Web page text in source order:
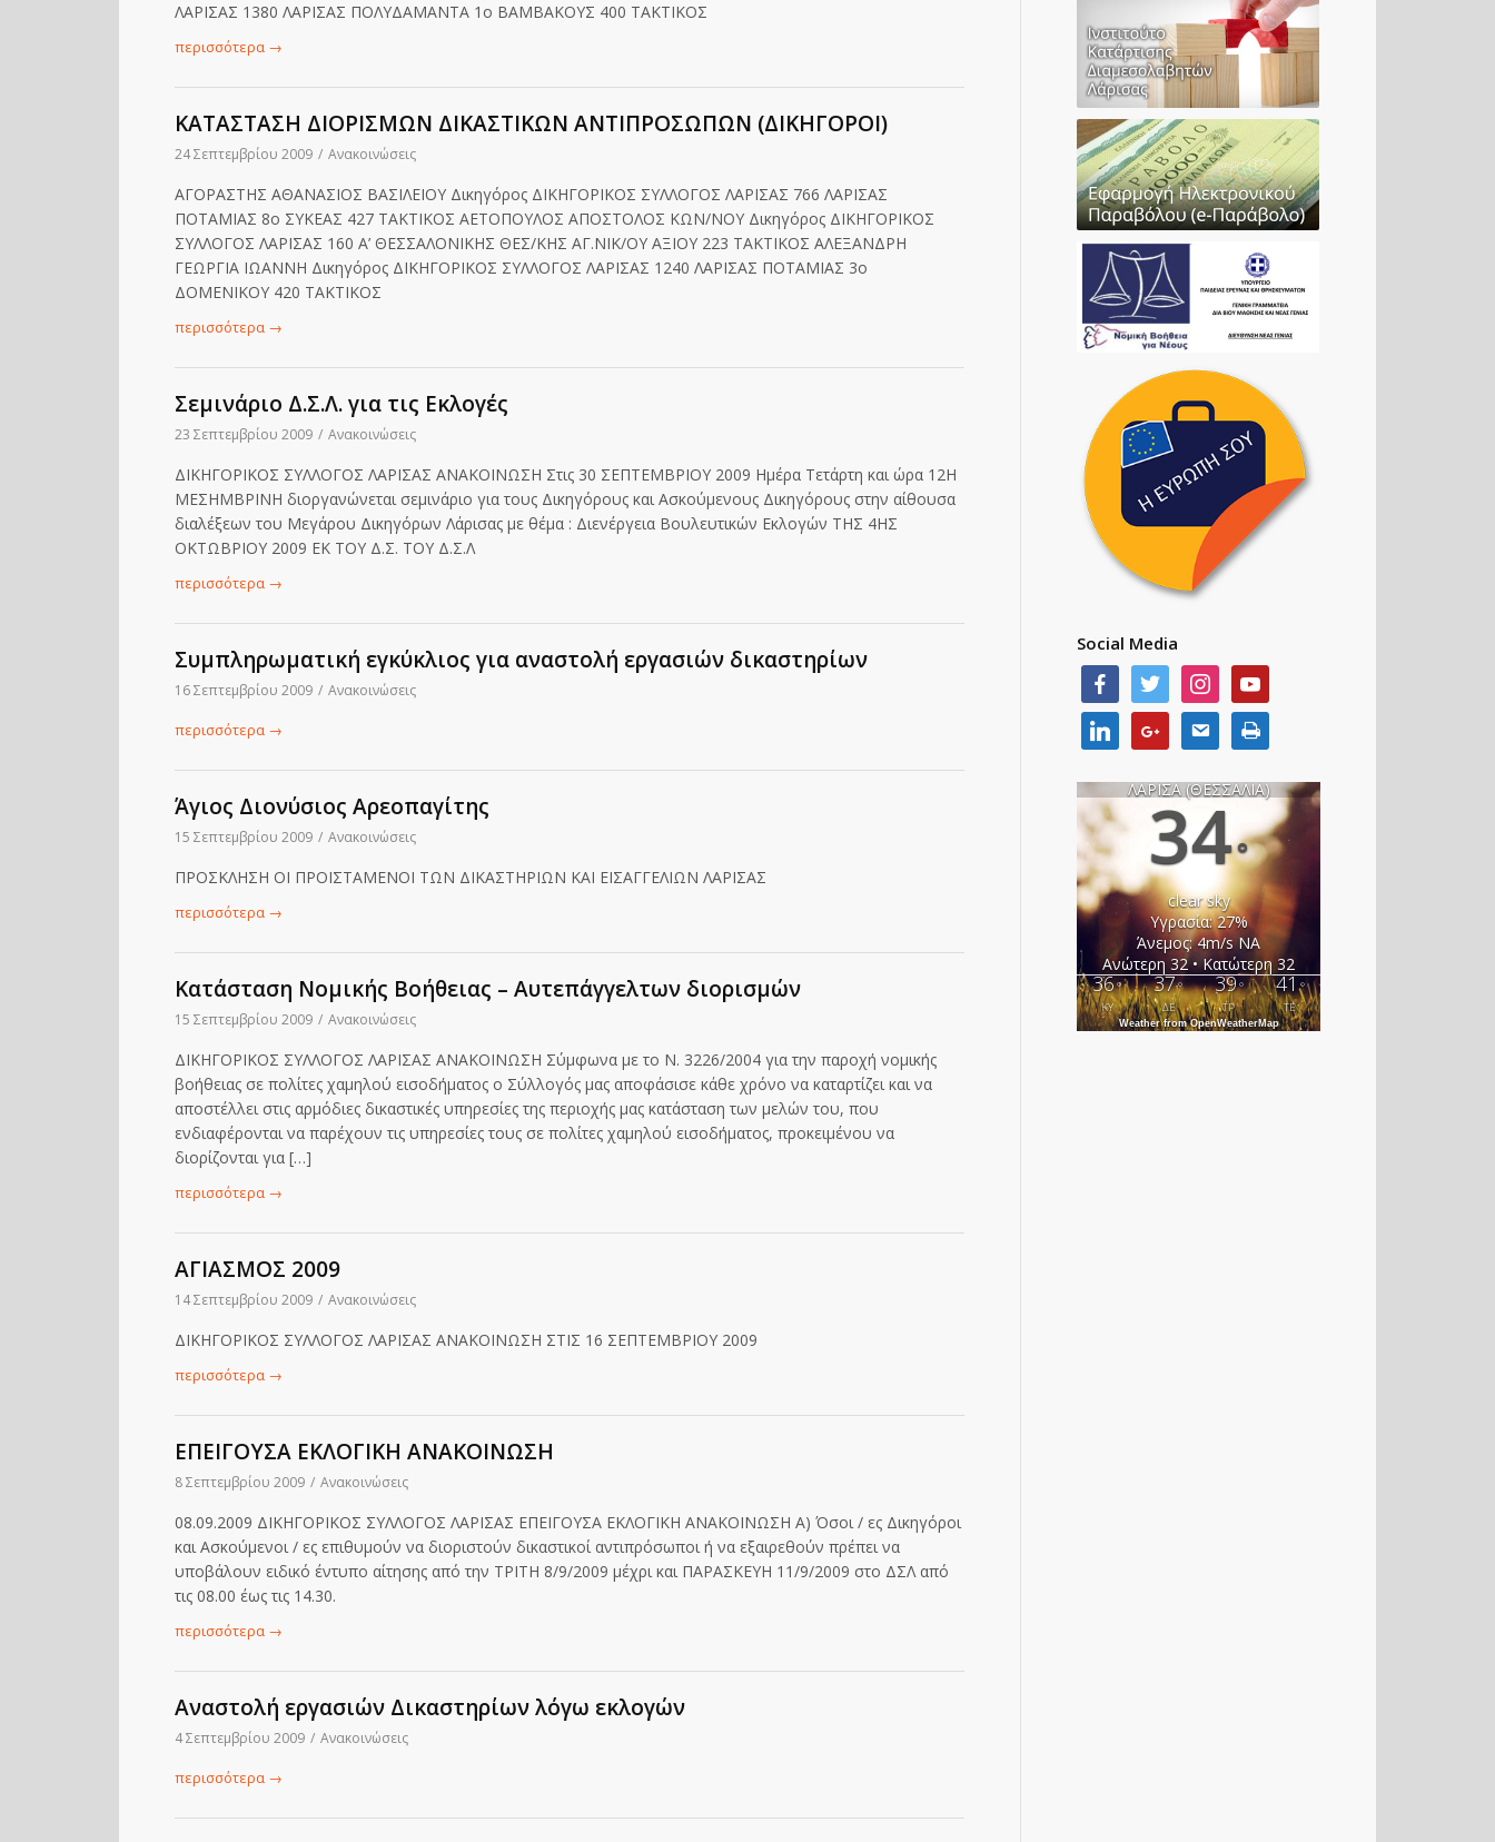
ΛΑΡΙΣΑΣ 1380 ΛΑΡΙΣΑΣ ΠΟΛΥΔΑΜΑΝΤΑ 1ο ΒΑΜΒΑΚΟΥΣ 400 ΤΑΚΤΙΚΟΣ
περισσότερα →
ΚΑΤΑΣΤΑΣΗ ΔΙΟΡΙΣΜΩΝ ΔΙΚΑΣΤΙΚΩΝ ΑΝΤΙΠΡΟΣΩΠΩΝ (ΔΙΚΗΓΟΡΟΙ)
24 Σεπτεμβρίου 2009 / Ανακοινώσεις
ΑΓΟΡΑΣΤΗΣ ΑΘΑΝΑΣΙΟΣ ΒΑΣΙΛΕΙΟΥ Δικηγόρος ΔΙΚΗΓΟΡΙΚΟΣ ΣΥΛΛΟΓΟΣ ΛΑΡΙΣΑΣ 766 ΛΑΡΙΣΑΣ
ΠΟΤΑΜΙΑΣ 8ο ΣΥΚΕΑΣ 427 ΤΑΚΤΙΚΟΣ ΑΕΤΟΠΟΥΛΟΣ ΑΠΟΣΤΟΛΟΣ ΚΩΝ/ΝΟΥ Δικηγόρος ΔΙΚΗΓΟΡΙΚΟΣ
ΣΥΛΛΟΓΟΣ ΛΑΡΙΣΑΣ 160 Α’ ΘΕΣΣΑΛΟΝΙΚΗΣ ΘΕΣ/ΚΗΣ ΑΓ.ΝΙΚ/ΟΥ ΑΞΙΟΥ 223 ΤΑΚΤΙΚΟΣ ΑΛΕΞΑΝΔΡΗ
ΓΕΩΡΓΙΑ ΙΩΑΝΝΗ Δικηγόρος ΔΙΚΗΓΟΡΙΚΟΣ ΣΥΛΛΟΓΟΣ ΛΑΡΙΣΑΣ 1240 ΛΑΡΙΣΑΣ ΠΟΤΑΜΙΑΣ 3ο
ΔΟΜΕΝΙΚΟΥ 420 ΤΑΚΤΙΚΟΣ
περισσότερα →
Σεμινάριο Δ.Σ.Λ. για τις Εκλογές
23 Σεπτεμβρίου 2009 / Ανακοινώσεις
ΔΙΚΗΓΟΡΙΚΟΣ ΣΥΛΛΟΓΟΣ ΛΑΡΙΣΑΣ ΑΝΑΚΟΙΝΩΣΗ Στις 30 ΣΕΠΤΕΜΒΡΙΟΥ 2009 Ημέρα Τετάρτη και ώρα 12Η
ΜΕΣΗΜΒΡΙΝΗ διοργανώνεται σεμινάριο για τους Δικηγόρους και Ασκούμενους Δικηγόρους στην αίθουσα
διαλέξεων του Μεγάρου Δικηγόρων Λάρισας με θέμα : Διενέργεια Βουλευτικών Εκλογών ΤΗΣ 4ΗΣ
ΟΚΤΩΒΡΙΟΥ 2009 ΕΚ ΤΟΥ Δ.Σ. ΤΟΥ Δ.Σ.Λ
περισσότερα →
Συμπληρωματική εγκύκλιος για αναστολή εργασιών δικαστηρίων
16 Σεπτεμβρίου 2009 / Ανακοινώσεις
περισσότερα →
Άγιος Διονύσιος Αρεοπαγίτης
15 Σεπτεμβρίου 2009 / Ανακοινώσεις
ΠΡΟΣΚΛΗΣΗ ΟΙ ΠΡΟΪΣΤΑΜΕΝΟΙ ΤΩΝ ΔΙΚΑΣΤΗΡΙΩΝ ΚΑΙ ΕΙΣΑΓΓΕΛΙΩΝ ΛΑΡΙΣΑΣ
περισσότερα →
Κατάσταση Νομικής Βοήθειας – Αυτεπάγγελτων διορισμών
15 Σεπτεμβρίου 2009 / Ανακοινώσεις
ΔΙΚΗΓΟΡΙΚΟΣ ΣΥΛΛΟΓΟΣ ΛΑΡΙΣΑΣ ΑΝΑΚΟΙΝΩΣΗ Σύμφωνα με το Ν. 3226/2004 για την παροχή νομικής
βοήθειας σε πολίτες χαμηλού εισοδήματος ο Σύλλογός μας αποφάσισε κάθε χρόνο να καταρτίζει και να
αποστέλλει στις αρμόδιες δικαστικές υπηρεσίες της περιοχής μας κατάσταση των μελών του, που
ενδιαφέρονται να παρέχουν τις υπηρεσίες τους σε πολίτες χαμηλού εισοδήματος, προκειμένου να
διορίζονται για […]
περισσότερα →
ΑΓΙΑΣΜΟΣ 2009
14 Σεπτεμβρίου 2009 / Ανακοινώσεις
ΔΙΚΗΓΟΡΙΚΟΣ ΣΥΛΛΟΓΟΣ ΛΑΡΙΣΑΣ ΑΝΑΚΟΙΝΩΣΗ ΣΤΙΣ 16 ΣΕΠΤΕΜΒΡΙΟΥ 2009
περισσότερα →
ΕΠΕΙΓΟΥΣΑ ΕΚΛΟΓΙΚΗ ΑΝΑΚΟΙΝΩΣΗ
8 Σεπτεμβρίου 2009 / Ανακοινώσεις
08.09.2009 ΔΙΚΗΓΟΡΙΚΟΣ ΣΥΛΛΟΓΟΣ ΛΑΡΙΣΑΣ ΕΠΕΙΓΟΥΣΑ ΕΚΛΟΓΙΚΗ ΑΝΑΚΟΙΝΩΣΗ Α) Όσοι / ες Δικηγόροι
και Ασκούμενοι / ες επιθυμούν να διοριστούν δικαστικοί αντιπρόσωποι ή να εξαιρεθούν πρέπει να
υποβάλουν ειδικό έντυπο αίτησης από την ΤΡΙΤΗ 8/9/2009 μέχρι και ΠΑΡΑΣΚΕΥΗ 11/9/2009 στο ΔΣΛ από
τις 08.00 έως τις 14.30.
περισσότερα →
Αναστολή εργασιών Δικαστηρίων λόγω εκλογών
4 Σεπτεμβρίου 2009 / Ανακοινώσεις
περισσότερα →
Social Media
ΛΑΡΙΣΑ (ΘΕΣΣΑΛΙΑ)
34°
clear sky
Υγρασία: 27%
Άνεμος: 4m/s ΝΑ
Ανώτερη 32 • Κατώτερη 32
36°
ΚΥ
37°
ΔΕ
39°
ΤΡ
41°
ΤΕ
Weather from OpenWeatherMap